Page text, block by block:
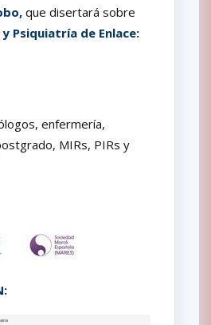
que disertará sobre
Psiquiatría de Enlace:
enfermería,
MIRs, PIRs y